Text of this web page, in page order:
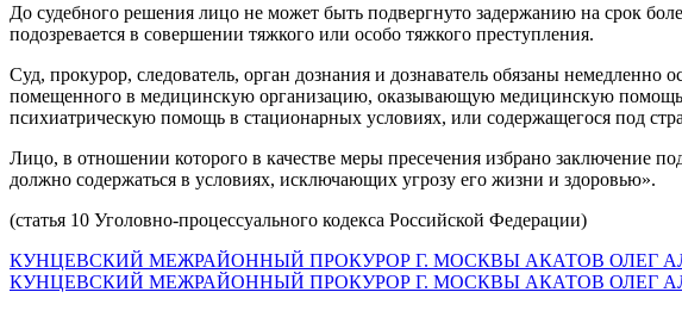
До судебного решения лицо не может быть подвергнуто задержанию на срок
подозревается в совершении тяжкого или особо тяжкого преступления.
Суд, прокурор, следователь, орган дознания и дознаватель обязаны
помещенного в медицинскую организацию, оказывающую медицинскую
психиатрическую помощь в стационарных условиях, или содержащегося под
Лицо, в отношении которого в качестве меры пресечения избрано заключение
должно содержаться в условиях, исключающих угрозу его жизни и здоровью».
(статья 10 Уголовно-процессуального кодекса Российской Федерации)
КУНЦЕВСКИЙ МЕЖРАЙОННЫЙ ПРОКУРОР Г. МОСКВЫ АКАТОВ ОЛЕГ
КУНЦЕВСКИЙ МЕЖРАЙОННЫЙ ПРОКУРОР Г. МОСКВЫ АКАТОВ ОЛЕГ